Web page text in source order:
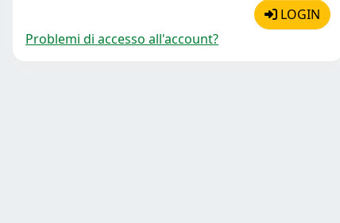
LOGIN
Problemi di accesso all'account?